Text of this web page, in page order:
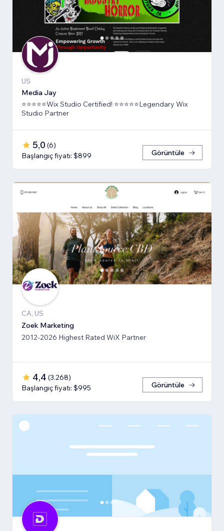
US
Media Jay
⭐⭐⭐⭐⭐Wix Studio Certified! ⭐⭐⭐⭐⭐Legendary Wix
Studio Partner
5,0 (6)
Başlangıç fiyatı: $899
Görüntüle
CA, US
Zoek Marketing
2012-2026 Highest Rated WiX Partner
4,4 (3.268)
Başlangıç fiyatı: $995
Görüntüle